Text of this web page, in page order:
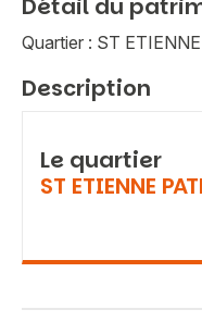
Détail du
Quartier : ST
Description
Le quartier
ST ETIENNE